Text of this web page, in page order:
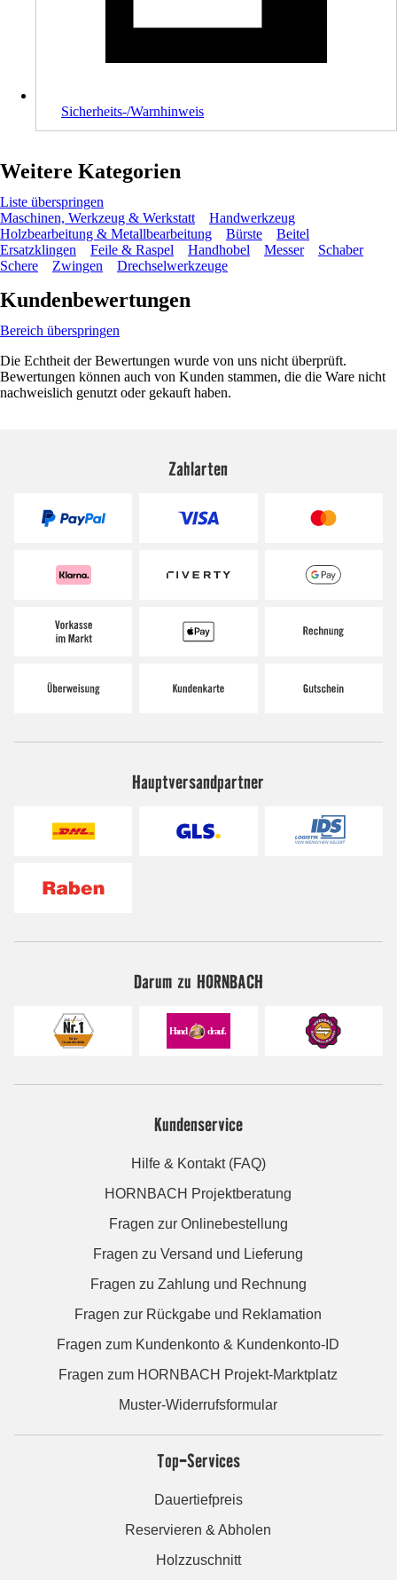
Sicherheits-/Warnhinweis
Weitere Kategorien
Liste überspringen
Maschinen, Werkzeug & Werkstatt
Handwerkzeug
Holzbearbeitung & Metallbearbeitung
Bürste
Beitel
Ersatzklingen
Feile & Raspel Handhobel Messer
Schaber
Schere
Zwingen Drechselwerkzeuge
Kundenbewertungen
Bereich überspringen
Die Echtheit der Bewertungen wurde von uns nicht überprüft.
Bewertungen können auch von Kunden stammen, die die Ware nicht
nachweislich genutzt oder gekauft haben.
Zahlarten
Hauptversandpartner
Darum zu HORNBACH
Kundenservice
Hilfe & Kontakt (FAQ)
HORNBACH Projektberatung
Fragen zur Onlinebestellung
Fragen zu Versand und Lieferung
Fragen zu Zahlung und Rechnung
Fragen zur Rückgabe und Reklamation
Fragen zum Kundenkonto & Kundenkonto-ID
Fragen zum HORNBACH Projekt-Marktplatz
Muster-Widerrufsformular
Top-Services
Dauertiefpreis
Reservieren & Abholen
Holzzuschnitt